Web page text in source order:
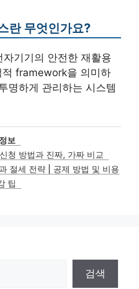
란 무엇인가요?
기기의 안전한 재활용
적 framework을 의미하
명하게 관리하는 시스템
정보
청 방법과 진짜, 가짜 비교
절세 전략 | 공제 방법 및 비용
팁
검색